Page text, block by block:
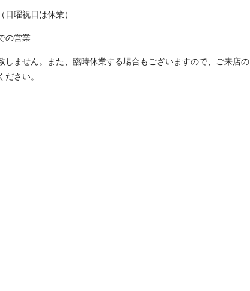
曜祝日は休業）
の営業
しません。また、臨時休業する場合もございますので、ご来店の
さい。